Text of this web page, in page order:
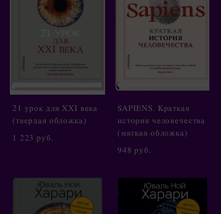
21 урок для XXI века
(твердая обложка)
1 223 pуб.
SAPIENS. Краткая
история человечества
(мягкая обложка)
948 pуб.